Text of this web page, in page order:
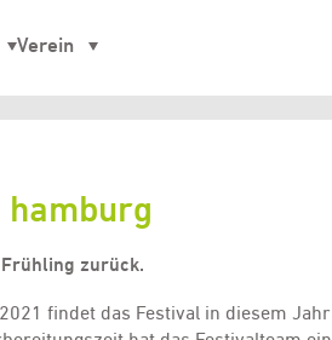
Verein
zurück.
findet das Festival in diesem Jahr